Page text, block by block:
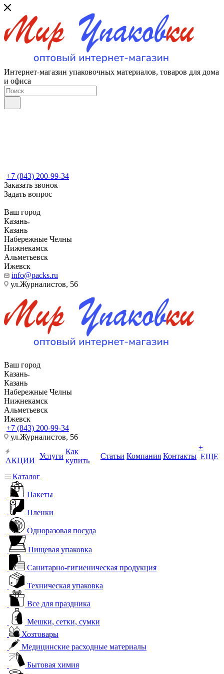
Интернет-магазин упаковочных материалов, товаров для дома
и офиса
+7 (843) 200-99-34
Заказать звонок
Задать вопрос
Ваш город
Казань
Казань
Набережные Челны
Нижнекамск
Альметьевск
Ижевск
info@packs.ru
ул.Журналистов, 56
Ваш город
Казань
Казань
Набережные Челны
Нижнекамск
Альметьевск
Ижевск
+7 (843) 200-99-34
ул.Журналистов, 56
АКЦИИ
Услуги
Как
купить
Статьи Компания Контакты
+
ЕЩЕ
Каталог
Пакеты
Пленки
Одноразовая посуда
Пищевая упаковка
Санитарно-гигиеническая продукция
Техническая упаковка
Все для праздника
Мешки, сетки, сумки
Хозтовары
Медицинские расходные материалы
Бытовая химия